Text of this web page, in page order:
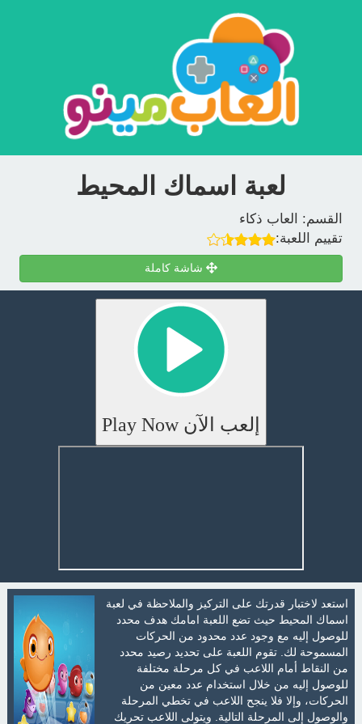
لعبة اسماك المحيط
القسم:
العاب ذكاء
تقييم اللعبة:
شاشة كاملة
إلعب الآن Play Now
استعد لاختبار قدرتك على التركيز والملاحظة في لعبة
اسماك المحيط حيث تضع اللعبة امامك هدف محدد
للوصول إليه مع وجود عدد محدود من الحركات
المسموحة لك. تقوم اللعبة على تحديد رصيد محدد
من النقاط أمام اللاعب في كل مرحلة مختلفة
للوصول إليه من خلال استخدام عدد معين من
الحركات، وإلا فلا ينجح اللاعب في تخطي المرحلة
والوصول إلى المرحلة التالية. ويتولى اللاعب تحريك